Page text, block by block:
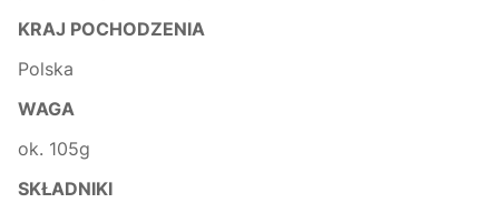
KRAJ POCHODZENIA
Polska
WAGA
ok. 105g
SKŁADNIKI